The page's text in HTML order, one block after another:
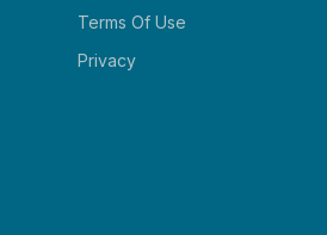
Terms Of Use
Privacy